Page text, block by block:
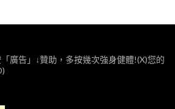
廣告」↓贊助，多按幾次強身健體!(X)您的